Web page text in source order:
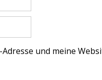
und meine